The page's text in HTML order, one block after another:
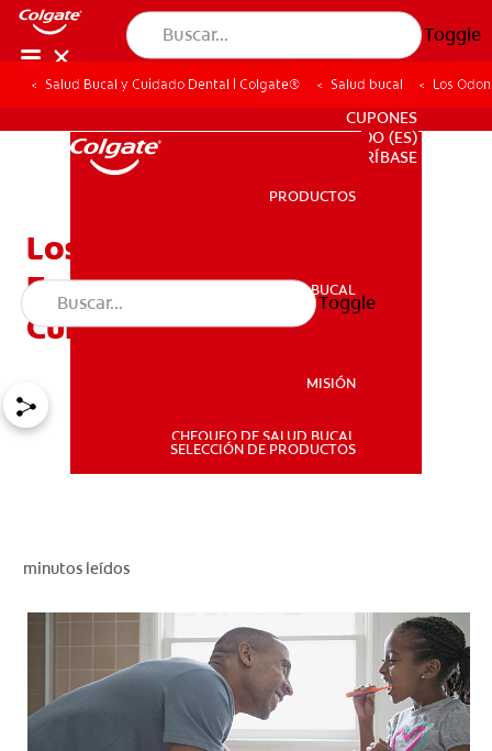
Toggle
SALUD BUCAL
PARA PROFESIONALES
CUPONES
DO (ES)
PARA PROFESIONALES
CUPONES
DO (ES)
SUSCRÍBASE
PRODUCTOS
SALUD BUCAL
MISIÓN
CHEQUEO DE SALUD BUCAL
SELECCIÓN DE PRODUCTOS
Toggle
Salud Bucal y Cuidado Dental | Colgate® Salud bucal Los
Los Odontoblastos:
Funciones, Anomalías Y
Cuidados
minutos leídos